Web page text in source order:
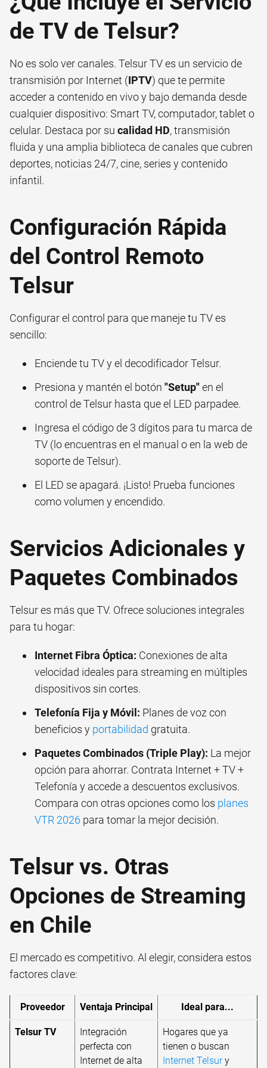
de TV de Telsur?
No es solo ver canales. Telsur TV es un servicio de
transmisión por Internet (IPTV) que te permite
acceder a contenido en vivo y bajo demanda desde
cualquier dispositivo: Smart TV, computador, tablet o
celular. Destaca por su calidad HD, transmisión
fluida y una amplia biblioteca de canales que cubren
deportes, noticias 24/7, cine, series y contenido
infantil.
Configuración Rápida
del Control Remoto
Telsur
Configurar el control para que maneje tu TV es
sencillo:
Enciende tu TV y el decodificador Telsur.
Presiona y mantén el botón "Setup"en el
control de Telsur hasta que el LED parpadee.
Ingresa el código de 3 dígitos para tu marca de
TV (lo encuentras en el manual o en la web de
soporte de Telsur).
El LED se apagará. ¡Listo! Prueba funciones
como volumen y encendido.
Servicios Adicionales y
Paquetes Combinados
Telsur es más que TV. Ofrece soluciones integrales
para tu hogar:
Internet Fibra Óptica: Conexiones de alta
velocidad ideales para streaming en múltiples
dispositivos sin cortes.
Telefonía Fija y Móvil: Planes de voz con
beneficios y portabilidad gratuita.
Paquetes Combinados (Triple Play): La mejor
opción para ahorrar. Contrata Internet + TV +
Telefonía y accede a descuentos exclusivos.
Compara con otras opciones como los planes
VTR 2026 para tomar la mejor decisión.
Telsur vs. Otras
Opciones de Streaming
en Chile
El mercado es competitivo. Al elegir, considera estos
factores clave:
Proveedor Ventaja Principal Ideal para...
Telsur TV
Integración
perfecta con
Internet de alta
Hogares que ya
tienen o buscan
Internet Telsury